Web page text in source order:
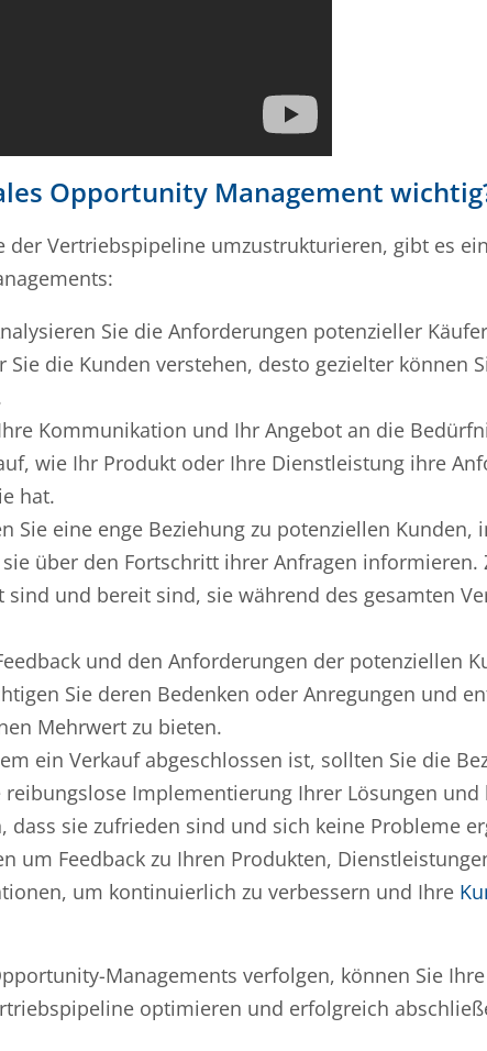
Opportunity Management
der Vertriebspipeline umzustrukturieren, gibt es
Sie die Anforderungen potenzieller
Sie die Kunden verstehen, desto gezielter können
Kommunikation und Ihr Angebot an die
wie Ihr Produkt oder Ihre Dienstleistung ihre
hat.
Sie eine enge Beziehung zu potenziellen Kunden,
über den Fortschritt ihrer Anfragen informieren.
und bereit sind, sie während des gesamten
und den Anforderungen der potenziellen
Sie deren Bedenken oder Anregungen und
Mehrwert zu bieten.
ein Verkauf abgeschlossen ist, sollten Sie die
Implementierung Ihrer Lösungen und
sie zufrieden sind und sich keine Probleme
um Feedback zu Ihren Produkten,
um kontinuierlich zu verbessern und Ihre
Managements verfolgen, können Sie Ihre
optimieren und erfolgreich